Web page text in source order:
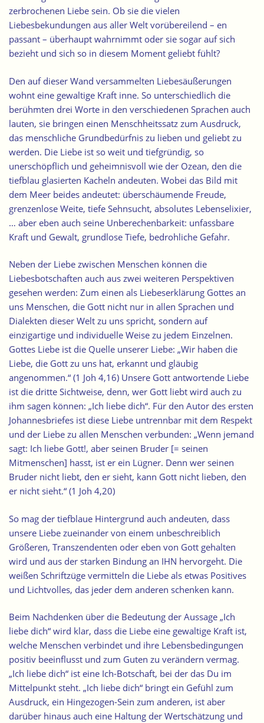
zerbrochenen Liebe sein. Ob sie die vielen
Liebesbekundungen aus aller Welt vorübereilend – en
passant – überhaupt wahrnimmt oder sie sogar auf sich
bezieht und sich so in diesem Moment geliebt fühlt?
Den auf dieser Wand versammelten Liebesäußerungen
wohnt eine gewaltige Kraft inne. So unterschiedlich die
berühmten drei Worte in den verschiedenen Sprachen auch
lauten, sie bringen einen Menschheitssatz zum Ausdruck,
das menschliche Grundbedürfnis zu lieben und geliebt zu
werden. Die Liebe ist so weit und tiefgründig, so
unerschöpflich und geheimnisvoll wie der Ozean, den die
tiefblau glasierten Kacheln andeuten. Wobei das Bild mit
dem Meer beides andeutet: überschäumende Freude,
grenzenlose Weite, tiefe Sehnsucht, absolutes Lebenselixier,
… aber eben auch seine Unberechenbarkeit: unfassbare
Kraft und Gewalt, grundlose Tiefe, bedrohliche Gefahr.
Neben der Liebe zwischen Menschen können die
Liebesbotschaften auch aus zwei weiteren Perspektiven
gesehen werden: Zum einen als Liebeserklärung Gottes an
uns Menschen, die Gott nicht nur in allen Sprachen und
Dialekten dieser Welt zu uns spricht, sondern auf
einzigartige und individuelle Weise zu jedem Einzelnen.
Gottes Liebe ist die Quelle unserer Liebe: „Wir haben die
Liebe, die Gott zu uns hat, erkannt und gläubig
angenommen.“ (1 Joh 4,16) Unsere Gott antwortende Liebe
ist die dritte Sichtweise, denn, wer Gott liebt wird auch zu
ihm sagen können: „Ich liebe dich“. Für den Autor des ersten
Johannesbriefes ist diese Liebe untrennbar mit dem Respekt
und der Liebe zu allen Menschen verbunden: „Wenn jemand
sagt: Ich liebe Gott!, aber seinen Bruder [= seinen
Mitmenschen] hasst, ist er ein Lügner. Denn wer seinen
Bruder nicht liebt, den er sieht, kann Gott nicht lieben, den
er nicht sieht.“ (1 Joh 4,20)
So mag der tiefblaue Hintergrund auch andeuten, dass
unsere Liebe zueinander von einem unbeschreiblich
Größeren, Transzendenten oder eben von Gott gehalten
wird und aus der starken Bindung an IHN hervorgeht. Die
weißen Schriftzüge vermitteln die Liebe als etwas Positives
und Lichtvolles, das jeder dem anderen schenken kann.
Beim Nachdenken über die Bedeutung der Aussage „Ich
liebe dich“ wird klar, dass die Liebe eine gewaltige Kraft ist,
welche Menschen verbindet und ihre Lebensbedingungen
positiv beeinflusst und zum Guten zu verändern vermag.
„Ich liebe dich“ ist eine Ich-Botschaft, bei der das Du im
Mittelpunkt steht. „Ich liebe dich“ bringt ein Gefühl zum
Ausdruck, ein Hingezogen-Sein zum anderen, ist aber
darüber hinaus auch eine Haltung der Wertschätzung und